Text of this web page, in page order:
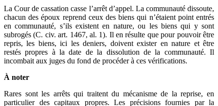
La Cour de cassation casse l’arrêt d’appel. La communauté dissoute,
chacun des époux reprend ceux des biens qui n’étaient point entrés
en communauté, s’ils existent en nature, ou les biens qui y sont
subrogés (C. civ. art. 1467, al. 1). Il en résulte que pour pouvoir être
repris, les biens, ici les deniers, doivent exister en nature et être
restés propres à la date de la dissolution de la communauté. Il
incombait aux juges du fond de procéder à ces vérifications.
À noter
Rares sont les arrêts qui traitent du mécanisme de la reprise, en
particulier des capitaux propres. Les précisions fournies par la